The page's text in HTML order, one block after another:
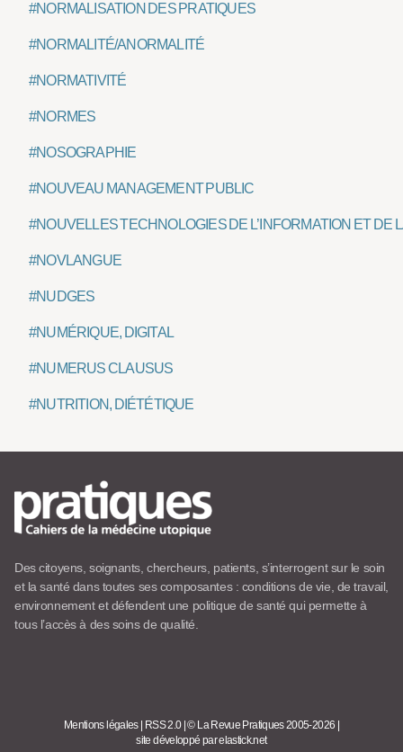
#NORMALISATION DES PRATIQUES
#NORMALITÉ/ANORMALITÉ
#NORMATIVITÉ
#NORMES
#NOSOGRAPHIE
#NOUVEAU MANAGEMENT PUBLIC
#NOUVELLES TECHNOLOGIES DE L’INFORMATION ET DE
#NOVLANGUE
#NUDGES
#NUMÉRIQUE, DIGITAL
#NUMERUS CLAUSUS
#NUTRITION, DIÉTÉTIQUE
Des citoyens, soignants, chercheurs, patients, s’interrogent sur le soin
et la santé dans toutes ses composantes : conditions de vie, de travail,
environnement et défendent une politique de santé qui permette à
tous l’accès à des soins de qualité.
Mentions légales RSS 2.0 |© La Revue Pratiques 2005-2026
site développé par elastick.net